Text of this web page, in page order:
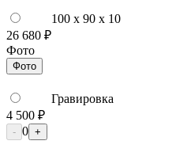
100 x 90 x 10
26 680 ₽
Фото
Фото
Гравировка
4 500 ₽
- 0 +